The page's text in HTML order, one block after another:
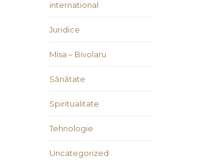
international
Juridice
Misa – Bivolaru
Sănătate
Spiritualitate
Tehnologie
Uncategorized